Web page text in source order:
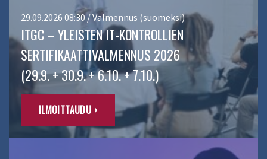
29.09.2026 08:30 / Valmennus (suomeksi)
ITGC – YLEISTEN IT-KONTROLLIEN
SERTIFIKAATTIVALMENNUS 2026
(29.9. + 30.9. + 6.10. + 7.10.)
ILMOITTAUDU ›